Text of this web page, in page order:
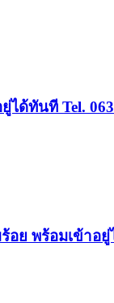
ด้ทันที Tel.
ย พร้อมเข้าอยู่